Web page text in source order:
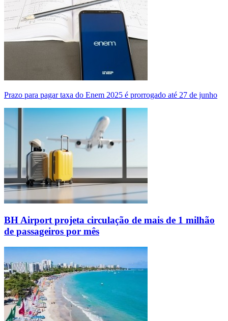
Prazo para pagar taxa do Enem 2025 é prorrogado até 27 de junho
BH Airport projeta circulação de mais de 1 milhão
de passageiros por mês